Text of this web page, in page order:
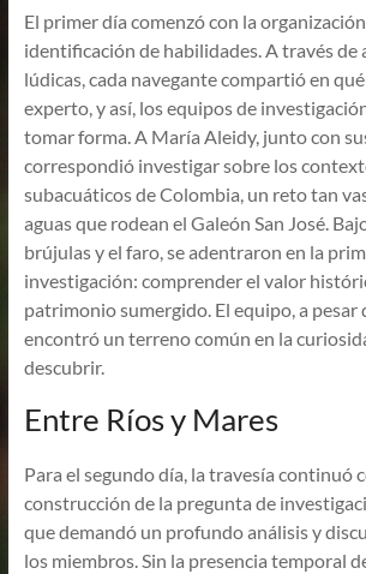
El primer día comenzó con la
identificación de habilidades. A través de
lúdicas, cada navegante compartió en
experto, y así, los equipos de
tomar forma. A María Aleidy, junto con
correspondió investigar sobre los
subacuáticos de Colombia, un reto tan
aguas que rodean el Galeón San José.
brújulas y el faro, se adentraron en la
investigación: comprender el valor
patrimonio sumergido. El equipo, a pesar
encontró un terreno común en la
descubrir.
Entre Ríos y Mares
Para el segundo día, la travesía continuó
construcción de la pregunta de
que demandó un profundo análisis y
los miembros. Sin la presencia temporal